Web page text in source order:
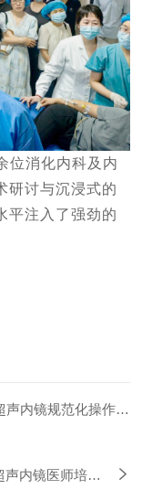
位消化内科及内
研讨与沉浸式的
平注入了强劲的
声内镜规范化操作培
内镜医师培训